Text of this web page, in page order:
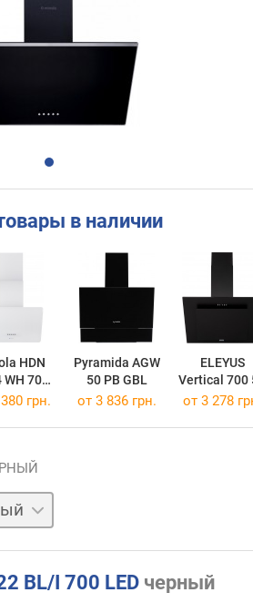
в наличии
HDN
WH 700
LED
Pyramida AGW
50 PB GBL
ELEYUS
Vertical 700
BL
грн. от 3 836 грн. от 3 278
BL/I 700 LED черный